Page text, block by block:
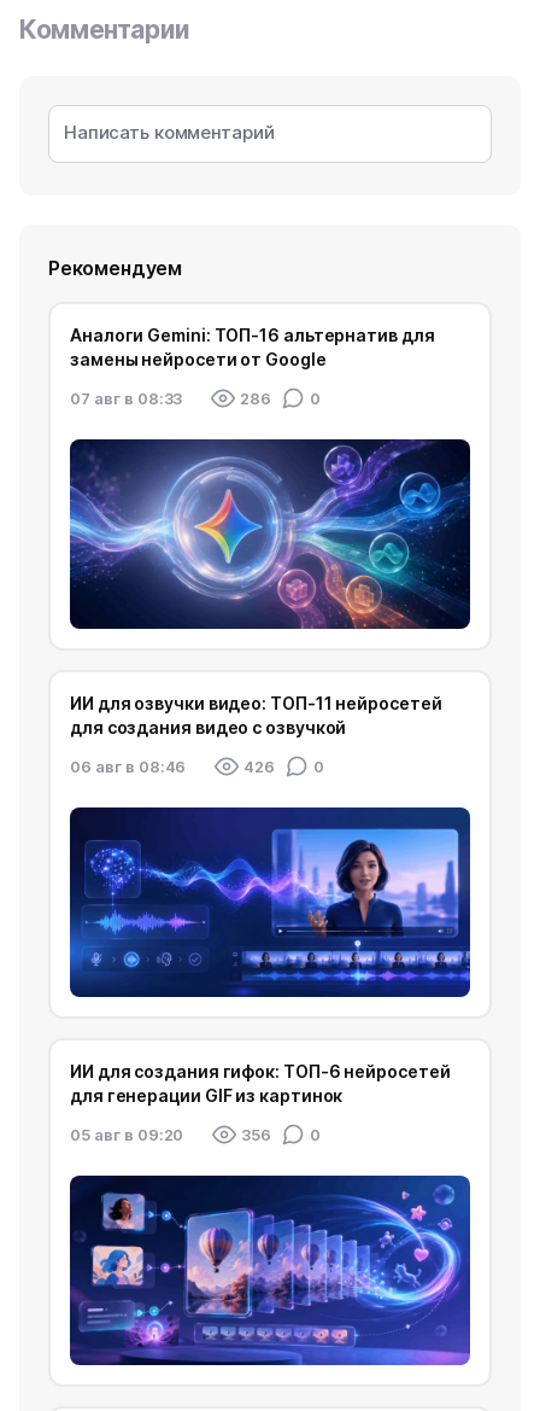
Комментарии
Рекомендуем
Аналоги Gemini: ТОП-16 альтернатив для
замены нейросети от Google
07 авг в 08:33 286 0
ИИ для озвучки видео: ТОП-11 нейросетей
для создания видео с озвучкой
06 авг в 08:46 426 0
ИИ для создания гифок: ТОП-6 нейросетей
для генерации GIF из картинок
05 авг в 09:20 356 0